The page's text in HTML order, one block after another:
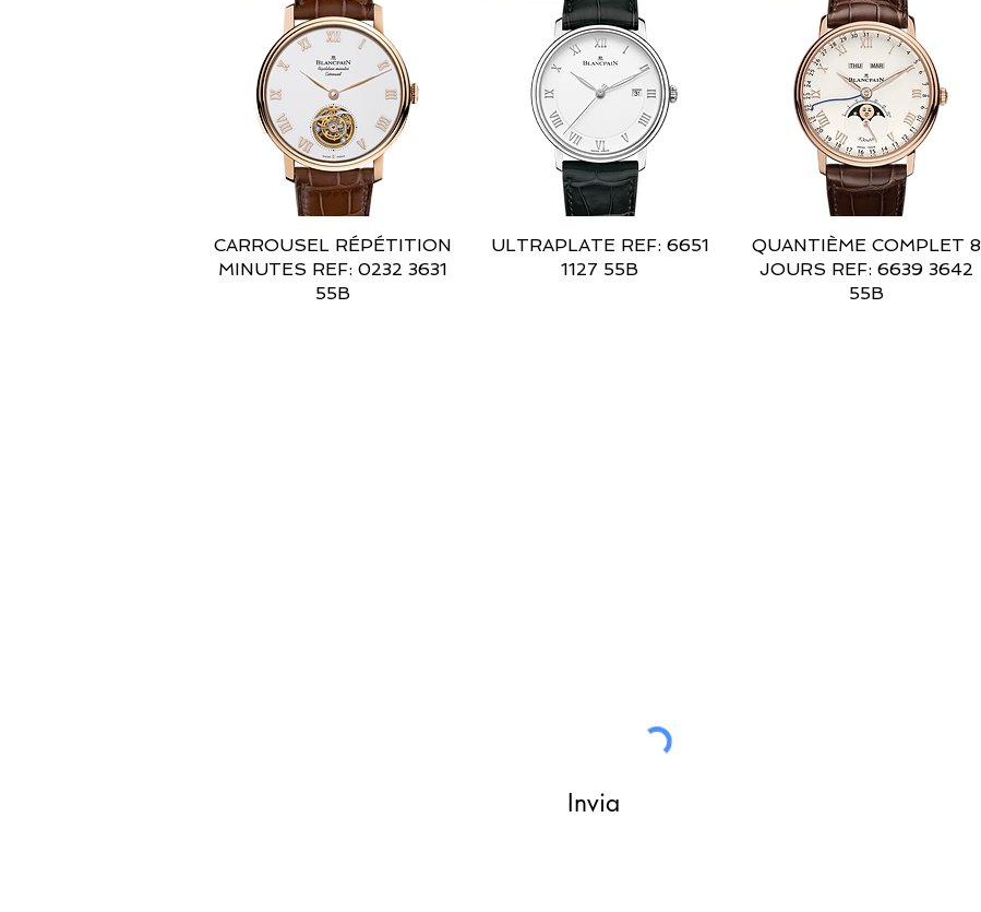
Vista rapida
CARROUSEL RÉPÉTITION
MINUTES REF: 0232 3631
55B
Vista rapida
ULTRAPLATE REF: 6651
1127 55B
Vista rapida
QUANTIÈME COMPLET 8
JOURS REF: 6639 3642
55B
Invia